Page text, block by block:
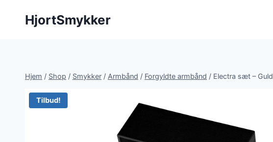
HjortSmykker
Hjem / Shop / Smykker / Armbånd / Forgyldte armbånd / Electra sæt – Guld
Tilbud!